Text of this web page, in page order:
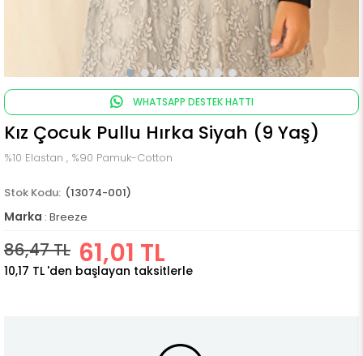
WHATSAPP DESTEK HATTI
Kız Çocuk Pullu Hırka Siyah (9 Yaş)
%10 Elastan , %90 Pamuk-Cotton
(13074-001)
Marka : Breeze
86,47 TL 61,01 TL
10,17 TL 'den başlayan taksitlerle